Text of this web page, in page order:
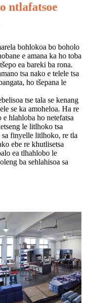
ntlafatsoe
bohlokoa bo boholo
e amana ka ho toba
ea bareki ba rona.
tsa nako e telele tsa
ho tšepana le
tse tala se kenang
se ka amoheloa. Ha re
hlahloba ho netefatsa
le litlhoko tsa
sa finyelle litlhoko, re tla
ebe re khutlisetsa
ea tlhahlobo le
ba sehlahisoa sa